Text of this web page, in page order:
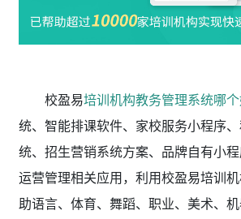
校盈易培训机构教务管理系统哪
统、智能排课软件、家校服务小程序
统、招生营销系统方案、品牌自有小
运营管理相关应用，利用校盈易培训
助语言、体育、舞蹈、职业、美术、